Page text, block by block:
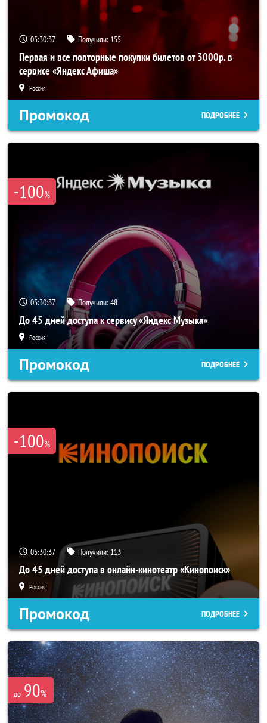
05:30:37 Получили: 155
Первая и все повторные покупки билетов от 3000р. в
сервисе «Яндекс Афиша»
Россия
Промокод ПОДРОБНЕЕ
-100%
05:30:37 Получили:48
До 45 дней доступа к сервису «Яндекс Музыка»
Россия
Промокод ПОДРОБНЕЕ
-100%
05:30:37 Получили: 113
До 45 дней доступа в онлайн-кинотеатр «Кинопоиск»
Россия
Промокод ПОДРОБНЕЕ
до 90%